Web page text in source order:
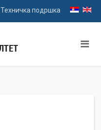
Техничка подршка